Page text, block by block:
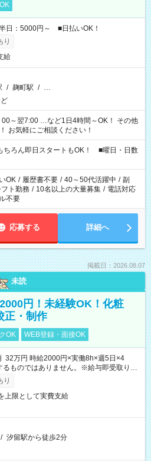
日：5000円～ ■日払いOK！
り
給
/ 麹町駅 / …
翌7:00 …など1日4時間～OK！ その他
お気軽にご相談ください！
ろん即日スタートもOK！ ■曜日・日数
OK / 履歴書不要 / 40～50代活躍中 / 副
フト勤務 / 10名以上の大量募集 / 電話対応
不要
応募する 詳細へ
掲載日：2026.08.07
未読
円！未経験OK！化粧
正・制作
OK WEB登録・面接OK
万円 時給2000円×実働8h×週5日×4
ものではありません。※給与即受取りサ
件有）
り
上限として実費支給
/ 汐留駅から徒歩2分